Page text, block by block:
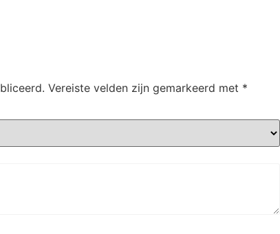
Vereiste velden zijn gemarkeerd met *